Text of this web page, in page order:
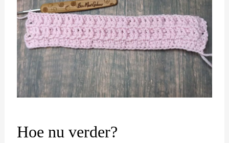
Hoe nu verder?